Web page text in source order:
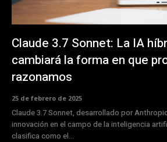
Claude 3.7 Sonnet: La IA
cambiará la forma en que
razonamos
25 de febrero de 2025
Claude 3.7 Sonnet, desarrollado por
innovación en el campo de la inteligencia
clasifica como el...